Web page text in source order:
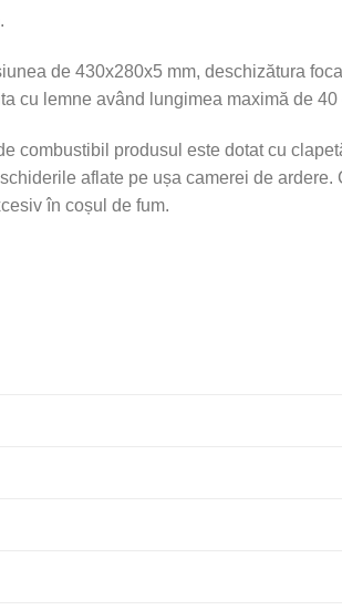
de 430x280x5 mm, deschizătura
cu lemne având lungimea maximă de 40
combustibil produsul este dotat cu
aflate pe ușa camerei de
în coșul de fum.